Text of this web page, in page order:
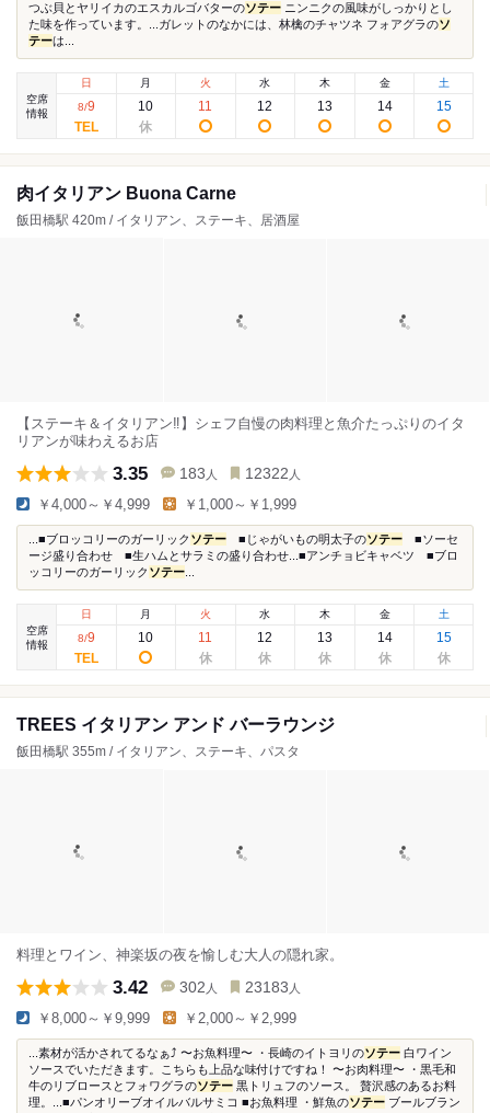
つぶ貝とヤリイカのエスカルゴバターのソテー ニンニクの風味がしっかりとし
た味を作っています。...ガレットのなかには、林檎のチャツネ フォアグラのソ
テーは...
空席
情報
日
8/9
月
10
火
11
水
12
木
13
金
14
土
15
肉イタリアン Buona Carne
飯田橋駅 420m / イタリアン、ステーキ、居酒屋
【ステーキ＆イタリアン‼︎】シェフ自慢の肉料理と魚介たっぷりのイタ
リアンが味わえるお店
3.35 183 人 12322 人
￥4,000～￥4,999 ￥1,000～￥1,999
...■ブロッコリーのガーリック ソテー ■じゃがいもの明太子のソテー ■ソーセ
ージ盛り合わせ ■生ハムとサラミの盛り合わせ...■アンチョビキャベツ ■ブロ
ッコリーのガーリック ソテー
空席
情報
日
8/9
月
10
火
11
水
12
木
13
金
14
土
15
TREES イタリアン アンド バーラウンジ
飯田橋駅 355m / イタリアン、ステーキ、パスタ
料理とワイン、神楽坂の夜を愉しむ大人の隠れ家。
3.42 302 人 23183 人
￥8,000～￥9,999 ￥2,000～￥2,999
...素材が活かされてるなぁ⤴︎ 〜お魚料理〜 ・長崎のイトヨリのソテー 白ワイン
ソースでいただきます。こちらも上品な味付けですね！ 〜お肉料理〜 ・黒毛和
牛のリブロースとフォワグラのソテー 黒トリュフのソース。 贅沢感のあるお料
理。...■パンオリーブオイルバルサミコ ■お魚料理 ・鮮魚のソテー ブールブラン